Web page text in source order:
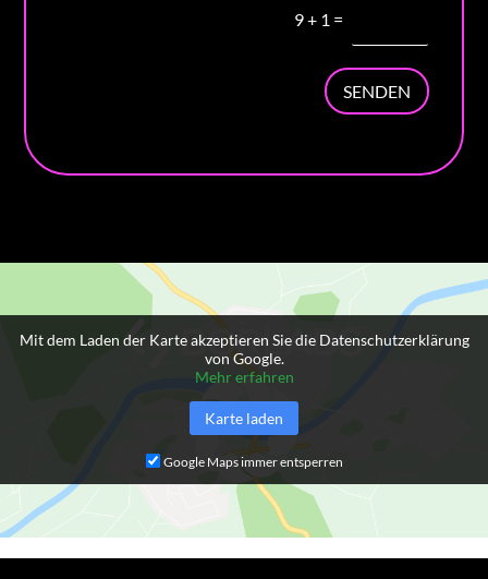
9+ 1 =
SENDEN
Mit dem Laden der Karte akzeptieren Sie die Datenschutzerklärung
von Google.
Mehr erfahren
Karte laden
Google Maps immer entsperren